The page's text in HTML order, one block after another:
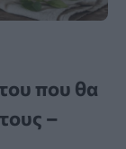
που θα
–